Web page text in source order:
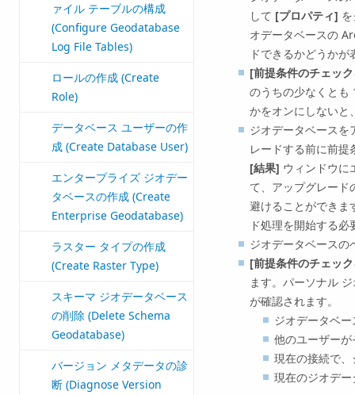
ァイル テーブルの構成
(Configure Geodatabase
Log File Tables)
ロールの作成 (Create
Role)
データベース ユーザーの作
成 (Create Database User)
エンタープライズ ジオデー
タベースの作成 (Create
Enterprise Geodatabase)
ラスター タイプの作成
(Create Raster Type)
スキーマ ジオデータベース
の削除 (Delete Schema
Geodatabase)
バージョン メタデータの診
断 (Diagnose Version
して [プロパティ]
オデータベースの
ドできるかどうか
[前提条件のチェッ
のうちの少なくとも
かをオンにしないと
ジオデータベースを
レードする前に前
[結果] ウィンドウに
て、アップグレード
避けることができま
ド処理を開始する
ジオデータベースの
[前提条件のチェッ
ます。 パーソナル
が確認されます。
ジオデータベ
他のユーザー
現在の接続で
現在のジオデ